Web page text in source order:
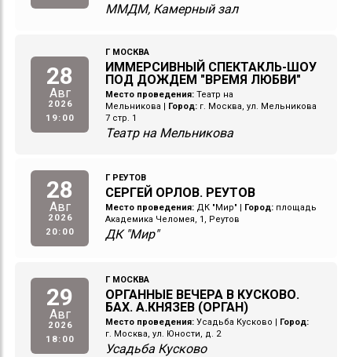
ММДМ, Камерный зал
28
Авг
2026
19:00
Г МОСКВА
ИММЕРСИВНЫЙ СПЕКТАКЛЬ-ШОУ
ПОД ДОЖДЕМ "ВРЕМЯ ЛЮБВИ"
Место проведения: Театр на
Мельникова | Город: г. Москва, ул. Мельникова
7 стр. 1
Театр на Мельникова
28
Авг
2026
20:00
Г РЕУТОВ
СЕРГЕЙ ОРЛОВ. РЕУТОВ
Место проведения: ДК "Мир" Город: площадь
Академика Челомея, 1, Реутов
ДК "Мир"
29
Авг
2026
18:00
Г МОСКВА
ОРГАННЫЕ ВЕЧЕРА В КУСКОВО.
БАХ. А.КНЯЗЕВ (ОРГАН)
Место проведения: Усадьба Кусково | Город:
г. Москва, ул. Юности, д. 2
Усадьба Кусково